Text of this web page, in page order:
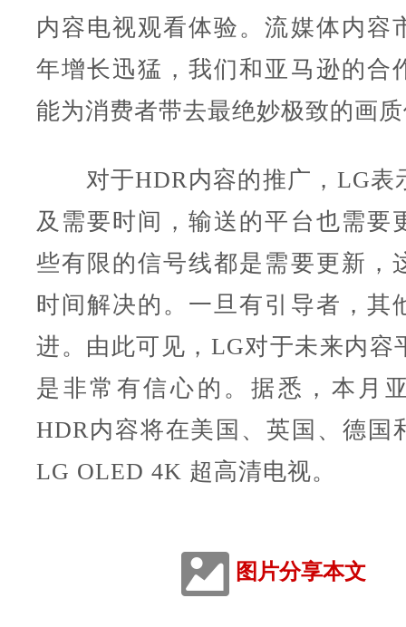
内容电视观看体验。流媒体内容
年增长迅猛，我们和亚马逊的合
能为消费者带去最绝妙极致的画
对于HDR内容的推广，LG表
及需要时间，输送的平台也需要
些有限的信号线都是需要更新，
时间解决的。一旦有引导者，其
进。由此可见，LG对于未来内容
是非常有信心的。据悉，本月
HDR内容将在美国、英国、德国
LG OLED 4K 超高清电视。
图片分享本文